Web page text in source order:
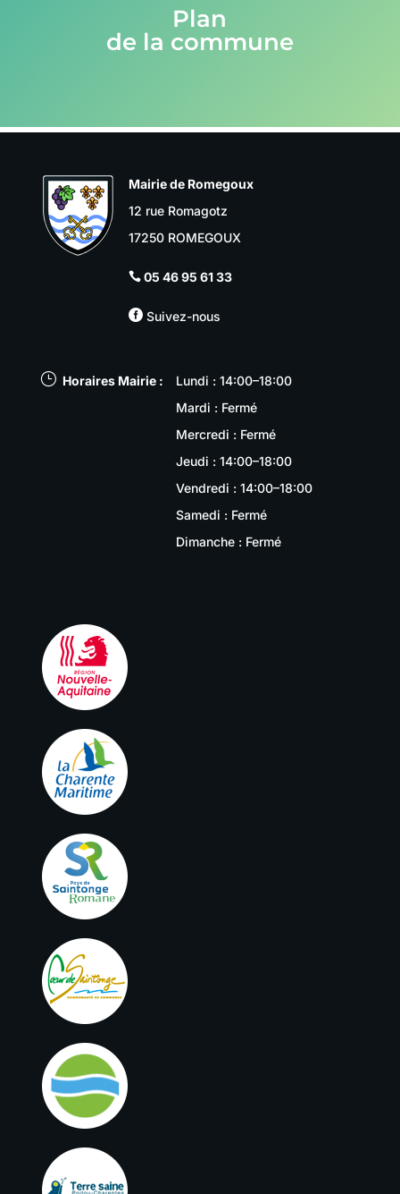
Plan
de la commune
Mairie de Romegoux
12 rue Romagotz
17250 ROMEGOUX
 05 46 95 61 33
Suivez-nous
} Horaires Mairie :
Lundi : 14:00–18:00
Mardi : Fermé
Mercredi : Fermé
Jeudi : 14:00–18:00
Vendredi : 14:00–18:00
Samedi : Fermé
Dimanche : Fermé